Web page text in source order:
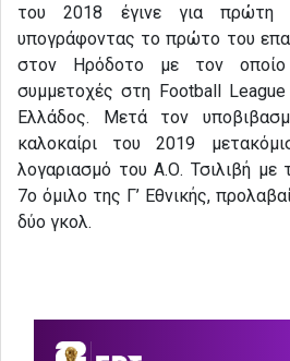
του 2018 έγινε για πρώτη
υπογράφοντας το πρώτο του
στον Ηρόδοτο με τον οποίο
συμμετοχές στη Football
Ελλάδος. Μετά τον
καλοκαίρι του 2019
λογαριασμό του Α.Ο. Τσιλιβή με
7ο όμιλο της Γ’ Εθνικής,
δύο γκολ.